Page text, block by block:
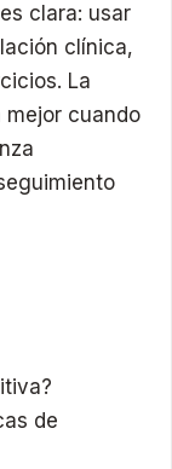
clara: usar
clínica,
La
cuando
de